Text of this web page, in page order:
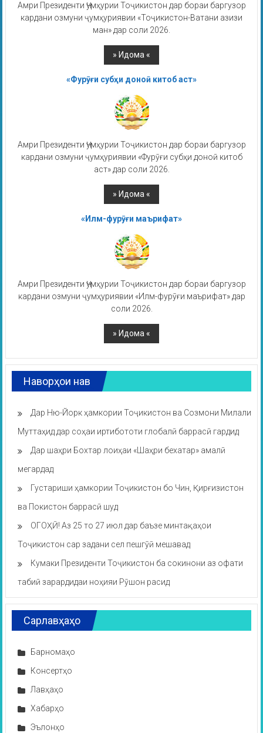
Амри Президенти Ҷумҳурии Тоҷикистон дар бораи баргузор
кардани озмуни ҷумҳуриявии «Тоҷикистон-Ватани азизи
ман» дар соли 2026.
«Фурӯғи субҳи доноӣ китоб аст»
Амри Президенти Ҷумҳурии Тоҷикистон дар бораи баргузор
кардани озмуни ҷумҳуриявии «Фурӯғи субҳи доноӣ китоб
аст» дар соли 2026.
«Илм-фурӯғи маърифат»
Амри Президенти Ҷумҳурии Тоҷикистон дар бораи баргузор
кардани озмуни ҷумҳуриявии «Илм-фурӯғи маърифат» дар
соли 2026.
Наворҳои нав
Дар Ню-Йорк ҳамкории Тоҷикистон ва Созмони Милали
Муттаҳид дар соҳаи иртибототи глобалӣ баррасӣ гардид
Дар шаҳри Бохтар лоиҳаи «Шаҳри бехатар» амалӣ
мегардад
Густариши ҳамкории Тоҷикистон бо Чин, Қирғизистон
ва Покистон баррасӣ шуд
ОГОҲӢ! Аз 25 то 27 июл дар баъзе минтақаҳои
Тоҷикистон сар задани сел пешгӯӣ мешавад
Кумаки Президенти Тоҷикистон ба сокинони аз офати
табиӣ зарардидаи ноҳияи Рӯшон расид
Сарлавҳаҳо
Барномаҳо
Консертҳо
Лавҳаҳо
Хабарҳо
Эълонҳо